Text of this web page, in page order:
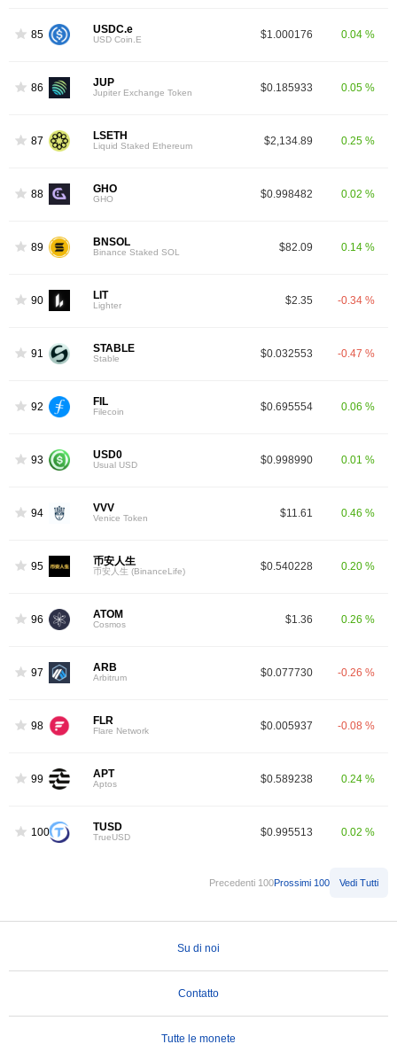
85 USDC.e
USD Coin.E $1.000176 0.04 %
86 JUP
Jupiter Exchange Token $0.185933 0.05 %
87 LSETH
Liquid Staked Ethereum $2,134.89 0.25 %
88 GHO
GHO $0.998482 0.02 %
89 BNSOL
Binance Staked SOL $82.09 0.14 %
90 LIT
Lighter $2.35 -0.34 %
91 STABLE
Stable $0.032553 -0.47 %
92 FIL
Filecoin $0.695554 0.06 %
93 USD0
Usual USD $0.998990 0.01 %
94 VVV
Venice Token $11.61 0.46 %
95 币安人生
币安人生 (BinanceLife) $0.540228 0.20 %
96 ATOM
Cosmos $1.36 0.26 %
97 ARB
Arbitrum $0.077730 -0.26 %
98 FLR
Flare Network $0.005937 -0.08 %
99 APT
Aptos $0.589238 0.24 %
100 TUSD
TrueUSD $0.995513 0.02 %
Precedenti 100Prossimi 100 Vedi Tutti
Su di noi
Contatto
Tutte le monete